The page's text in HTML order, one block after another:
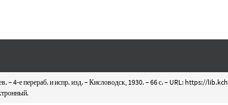
– 4-е перераб. и испр. изд. – Кисловодск, 1930. – 66 с. – URL: